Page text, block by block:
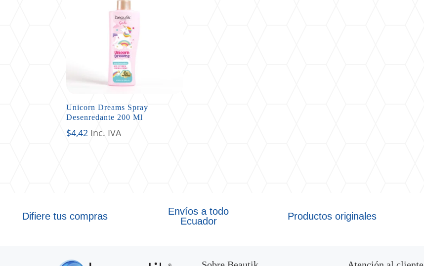
Unicorn Dreams Spray
Desenredante 200 Ml
$4,42 Inc. IVA
Difiere tus compras
Envíos a todo
Ecuador
Productos originales